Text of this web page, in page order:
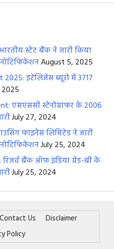
स्टेट बैंक ने जारी किया
August 5, 2025
2025: इंटेलिजेंस ब्यूरो में 3717
एसएससी स्टेनोग्राफर के 2006
July 27, 2024
फाइनेंस लिमिटेड ने जारी
July 25, 2024
रिजर्व बैंक ऑफ़ इंडिया ग्रेड-बी के
July 25, 2024
Contact Us
Disclaimer
Policy